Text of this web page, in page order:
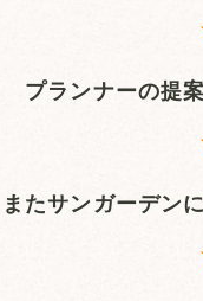
プランナーの提
またサンガーデン